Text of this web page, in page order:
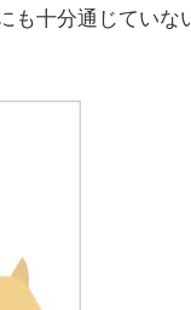
も十分通じていな